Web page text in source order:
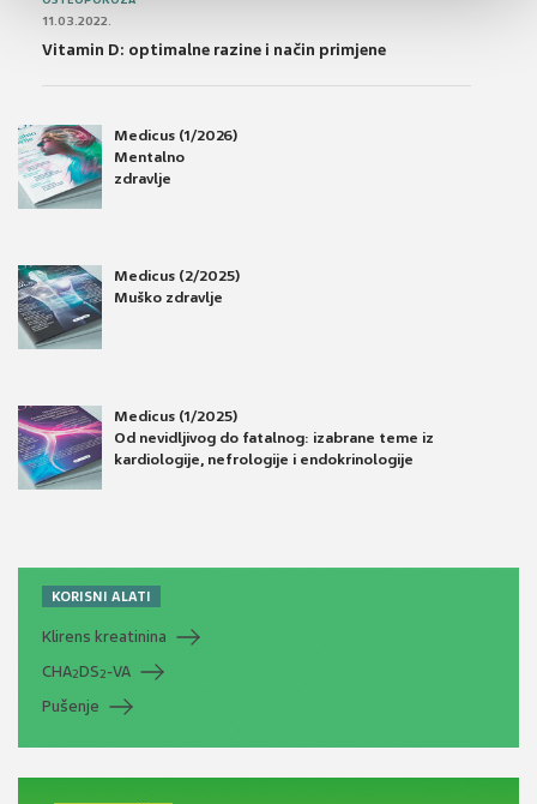
11.03.2022.
Vitamin D: optimalne razine i način primjene
Medicus (1/2026)
Mentalno
zdravlje
Medicus (2/2025)
Muško zdravlje
Medicus (1/2025)
Od nevidljivog do fatalnog: izabrane teme iz
kardiologije, nefrologije i endokrinologije
KORISNI ALATI
Klirens kreatinina
CHA2DS2-VA
Pušenje